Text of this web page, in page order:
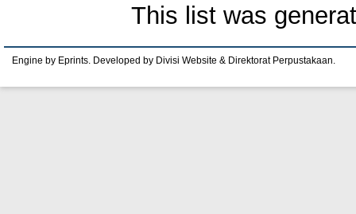
This list was
Engine by Eprints. Developed by Divisi Website & Direktorat Perpustakaan.